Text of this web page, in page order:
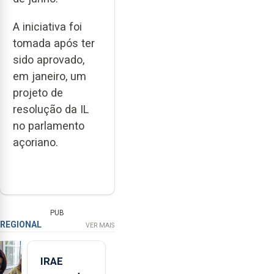
A iniciativa foi
tomada após ter
sido aprovado,
em janeiro, um
projeto de
resolução da IL
no parlamento
açoriano.
PUB
REGIONAL VER MAIS
IRAE